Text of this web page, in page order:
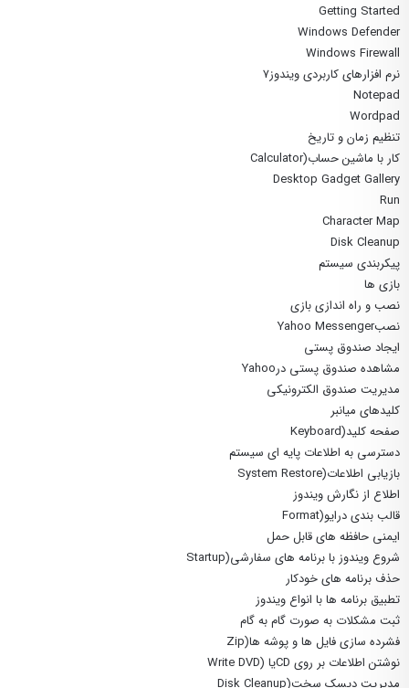
Getting Started
Windows Defender
Windows Firewall
نرم افزارهای کاربردی ویندوز۷
Notepad
Wordpad
تنظیم زمان و تاریخ
کار با ماشین حساب(Calculator
Desktop Gadget Gallery
Run
Character Map
Disk Cleanup
پیکربندی سیستم
بازی ها
نصب و راه اندازی بازی
نصبYahoo Messenger
ایجاد صندوق پستی
مشاهده صندوق پستی درYahoo
مدیریت صندوق الکترونیکی
کلیدهای میانبر
صفحه کلید(Keyboard
دسترسی به اطلاعات پایه ای سیستم
بازیابی اطلاعات(System Restore
اطلاع از نگارش ویندوز
قالب بندی درایو(Format
ایمنی حافظه های قابل حمل
شروع ویندوز با برنامه های سفارشی(Startup
حذف برنامه های خودکار
تطبیق برنامه ها با انواع ویندوز
ثبت مشکلات به صورت گام به گام
فشرده سازی فایل ها و پوشه ها(Zip
نوشتن اطلاعات بر روی CDیا (Write DVD
مدیریت دیسک سخت(Disk Cleanup